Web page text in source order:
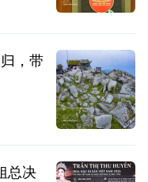
，带
总决